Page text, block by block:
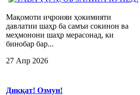
Мақомоти иҷроияи ҳокимияти
давлатии шаҳр ба самъи сокинон ва
меҳмонони шаҳр мерасонад, ки
бинобар бар...
27 Апр 2026
Диққат! Озмун!